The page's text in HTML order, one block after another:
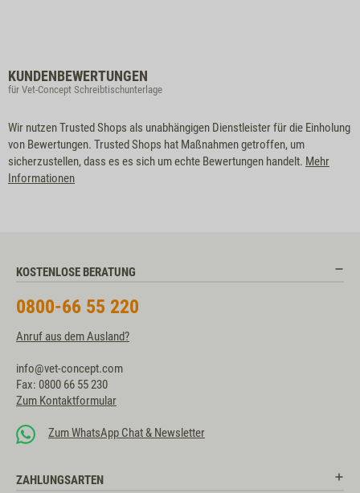
KUNDENBEWERTUNGEN
für Vet-Concept Schreibtischunterlage
Wir nutzen Trusted Shops als unabhängigen Dienstleister für die Einholung
von Bewertungen. Trusted Shops hat Maßnahmen getroffen, um
sicherzustellen, dass es es sich um echte Bewertungen handelt. Mehr
Informationen
KOSTENLOSE BERATUNG
0800-66 55 220
Anruf aus dem Ausland?
info@vet-concept.com
Fax: 0800 66 55 230
Zum Kontaktformular
Zum WhatsApp Chat & Newsletter
ZAHLUNGSARTEN